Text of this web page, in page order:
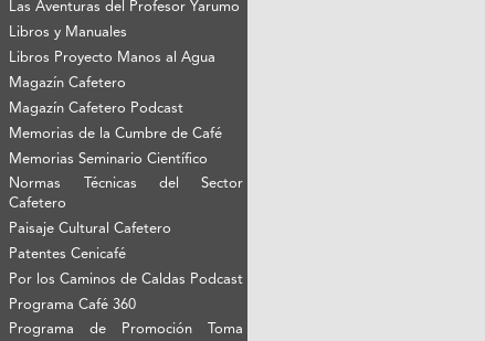
Las Aventuras del Profesor Yarumo
Libros y Manuales
Libros Proyecto Manos al Agua
Magazín Cafetero
Magazín Cafetero Podcast
Memorias de la Cumbre de Café
Memorias Seminario Científico
Normas Técnicas del Sector
Cafetero
Paisaje Cultural Cafetero
Patentes Cenicafé
Por los Caminos de Caldas Podcast
Programa Café 360
Programa de Promoción Toma